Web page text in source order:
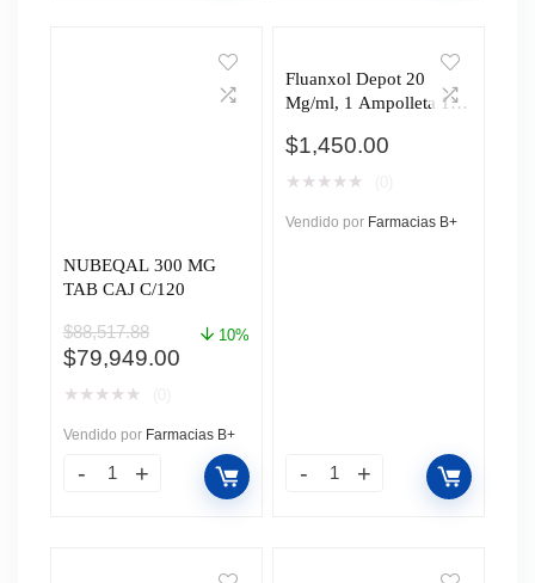
NUBEQAL 300 MG
TAB CAJ C/120
$88,517.88
El
precio
era:
$88,517.88.
$79,949.00El
es:
$79,949.00.
10%
★ ★ ★ ★ ★
Vendido por Farmacias B+
Fluanxol Depot 20
Mg/ml, 1 Ampolleta 1
$1,450.00
★ ★ ★ ★ ★
Vendido por Farmacias B+